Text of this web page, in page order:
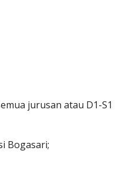
jurusan atau D1-S1
Bogasari;